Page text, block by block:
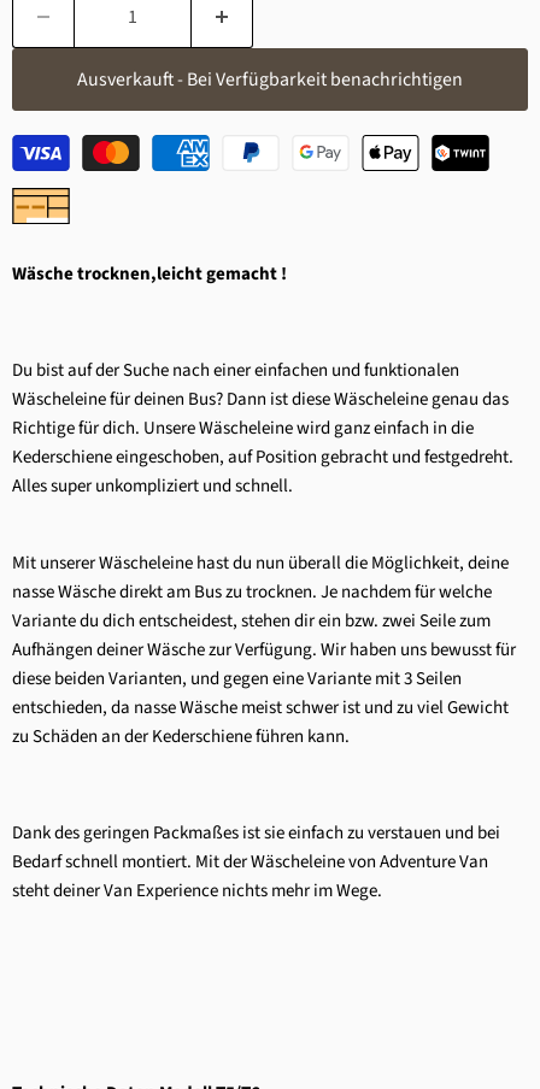
Ausverkauft - Bei Verfügbarkeit benachrichtigen
Wäsche trocknen,leicht gemacht !
Du bist auf der Suche nach einer einfachen und funktionalen
Wäscheleine für deinen Bus? Dann ist diese Wäscheleine genau das
Richtige für dich. Unsere Wäscheleine wird ganz einfach in die
Kederschiene eingeschoben, auf Position gebracht und festgedreht.
Alles super unkompliziert und schnell.
Mit unserer Wäscheleine hast du nun überall die Möglichkeit, deine
nasse Wäsche direkt am Bus zu trocknen. Je nachdem für welche
Variante du dich entscheidest, stehen dir ein bzw. zwei Seile zum
Aufhängen deiner Wäsche zur Verfügung. Wir haben uns bewusst für
diese beiden Varianten, und gegen eine Variante mit 3 Seilen
entschieden, da nasse Wäsche meist schwer ist und zu viel Gewicht
zu Schäden an der Kederschiene führen kann.
Dank des geringen Packmaßes ist sie einfach zu verstauen und bei
Bedarf schnell montiert. Mit der Wäscheleine von Adventure Van
steht deiner Van Experience nichts mehr im Wege.